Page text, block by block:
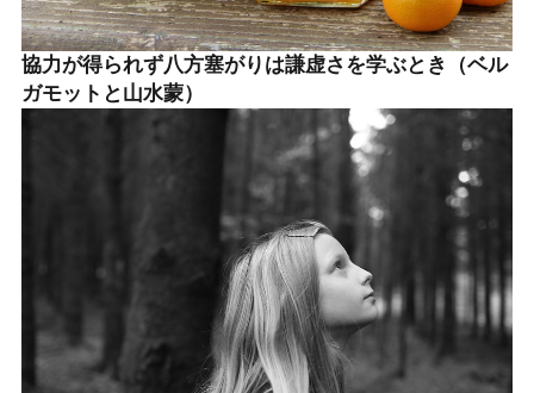
協力が得られず八方塞がりは謙虚さを学ぶとき（ベル
ガモットと山水蒙）